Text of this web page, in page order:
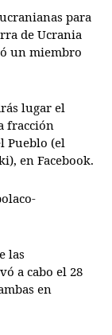
para
de Ucrania
un miembro
lugar el
fracción
Pueblo (el
en Facebook.
las
a cabo el 28
en